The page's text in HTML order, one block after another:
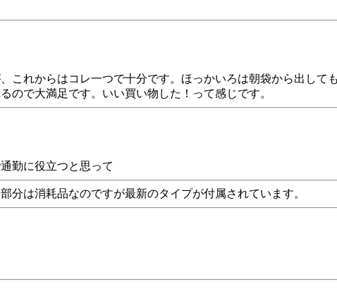
これからはコレ一つで十分です。ほっかいろは朝袋から出して
ので大満足です。いい買い物した！って感じです。
勤に役立つと思って
は消耗品なのですが最新のタイプが付属されています。